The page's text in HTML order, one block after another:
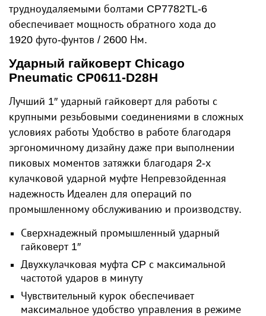
трудноудаляемыми болтами CP7782TL-6
обеспечивает мощность обратного хода до
1920 футо-фунтов / 2600 Нм.
Ударный гайковерт Chicago
Pneumatic CP0611-D28H
Лучший 1″ ударный гайковерт для работы с
крупными резьбовыми соединениями в сложных
условиях работы Удобство в работе благодаря
эргономичному дизайну даже при выполнении
пиковых моментов затяжки благодаря 2-х
кулачковой ударной муфте Непревзойденная
надежность Идеален для операций по
промышленному обслуживанию и производству.
Сверхнадежный промышленный ударный
гайковерт 1″
Двухкулачковая муфта CP с максимальной
частотой ударов в минуту
Чувствительный курок обеспечивает
максимальное удобство управления в режиме